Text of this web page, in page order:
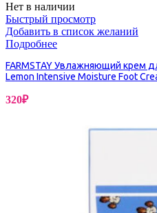
Нет в наличии
Быстрый просмотр
Добавить в список желаний
Подробнее
FARMSTAY Увлажняющий крем
Lemon Intensive Moisture Foot
320₽